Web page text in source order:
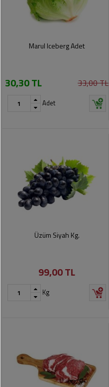
Marul Iceberg Adet
30,30 TL 33,00 TL
Adet
Üzüm Siyah Kg.
99,00 TL
Kg